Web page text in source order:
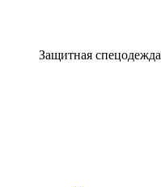
Защитная спецодежда